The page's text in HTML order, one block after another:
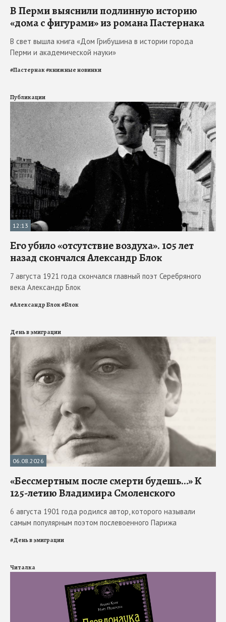
В Перми выяснили подлинную историю
«дома с фигурами» из романа Пастернака
В свет вышла книга «Дом Грибушина в истории города
Перми и академической науки»
#Пастернак#книжные новинки
Публикации
12:13
Его убило «отсутствие воздуха». 105 лет
назад скончался Александр Блок
7 августа 1921 года скончался главный поэт Серебряного
века Александр Блок
#Александр Блок#Блок
День в эмиграции
06.08.2026
«Бессмертным после смерти будешь…» К
125-летию Владимира Смоленского
6 августа 1901 года родился автор, которого называли
самым популярным поэтом послевоенного Парижа
#День в эмиграции
Читалка